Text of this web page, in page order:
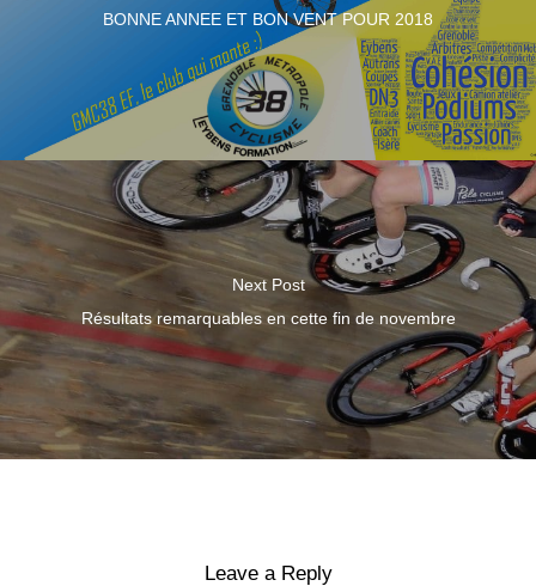
BONNE ANNEE ET BON VENT POUR 2018
Next Post
Résultats remarquables en cette fin de novembre
Leave a Reply